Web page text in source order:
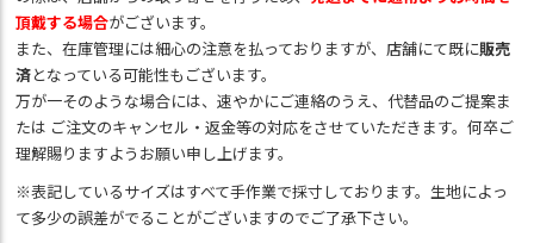
頂戴する場合がございます。
また、在庫管理には細心の注意を払っておりますが、店舗にて既に販売
済となっている可能性もございます。
万が一そのような場合には、速やかにご連絡のうえ、代替品のご提案ま
たは ご注文のキャンセル・返金等の対応をさせていただきます。何卒ご
理解賜りますようお願い申し上げます。
※表記しているサイズはすべて手作業で採寸しております。生地によっ
て多少の誤差がでることがございますのでご了承下さい。